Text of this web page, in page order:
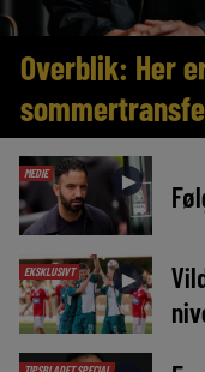
Overblik: Her
MEDIE ►
EKSKLUSIVT ►